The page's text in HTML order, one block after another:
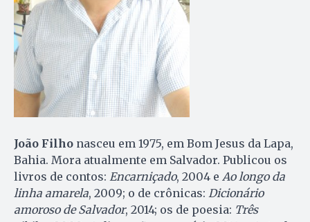
João Filho nasceu em 1975, em Bom Jesus da Lapa,
Bahia. Mora atualmente em Salvador. Publicou os
livros de contos: Encarniçado, 2004 e Ao longo da
linha amarela, 2009; o de crônicas: Dicionário
amoroso de Salvador, 2014; os de poesia: Três